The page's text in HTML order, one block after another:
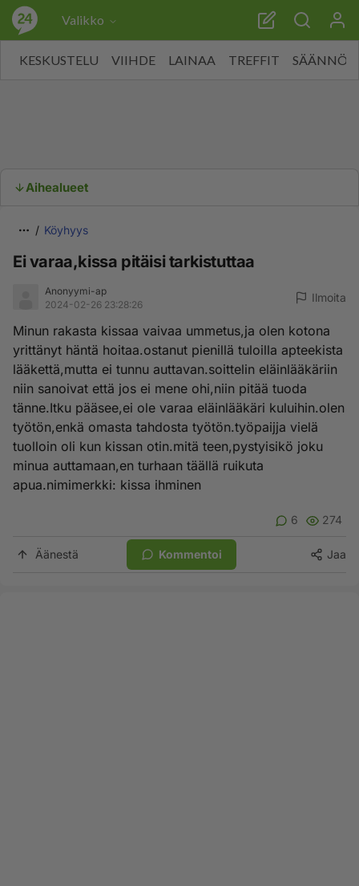
Valikko
KESKUSTELU VIIHDE LAINAA TREFFIT SÄÄNNÖT
Aihealueet
Köyhyys
Ei varaa,kissa pitäisi tarkistuttaa
Anonyymi-ap
2024-02-26 23:28:26
Ilmoita
Minun rakasta kissaa vaivaa ummetus,ja olen kotona
yrittänyt häntä hoitaa.ostanut pienillä tuloilla apteekista
lääkettä,mutta ei tunnu auttavan.soittelin eläinlääkäriin
niin sanoivat että jos ei mene ohi,niin pitää tuoda
tänne.Itku pääsee,ei ole varaa eläinlääkäri kuluihin.olen
työtön,enkä omasta tahdosta työtön.työpaijja vielä
tuolloin oli kun kissan otin.mitä teen,pystyisikö joku
minua auttamaan,en turhaan täällä ruikuta
apua.nimimerkki: kissa ihminen
6 274
Äänestä Kommentoi Jaa